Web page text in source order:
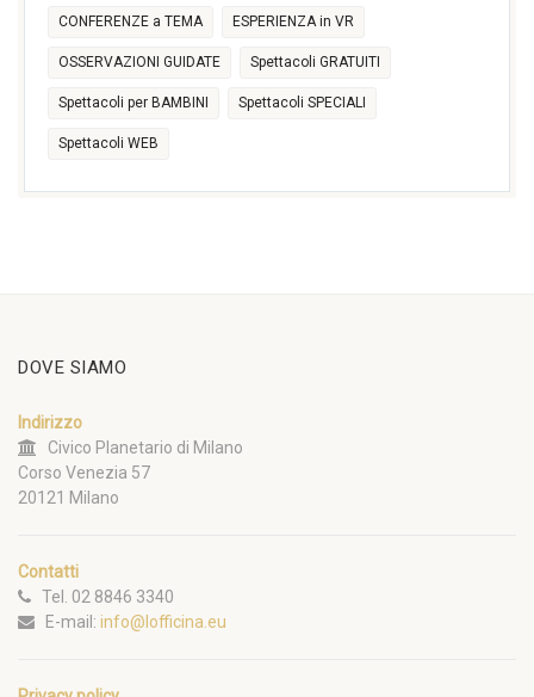
CONFERENZE a TEMA ESPERIENZA in VR
OSSERVAZIONI GUIDATE Spettacoli GRATUITI
Spettacoli per BAMBINI Spettacoli SPECIALI
Spettacoli WEB
DOVE SIAMO
Indirizzo
Civico Planetario di Milano
Corso Venezia 57
20121 Milano
Contatti
Tel. 02 8846 3340
E-mail: info@lofficina.eu